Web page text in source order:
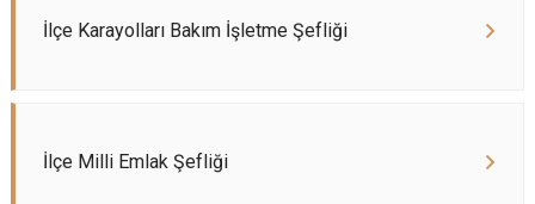
İlçe Karayolları Bakım İşletme Şefliği
İlçe Milli Emlak Şefliği